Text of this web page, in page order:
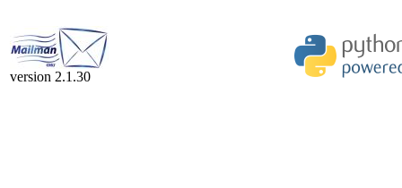
version 2.1.30